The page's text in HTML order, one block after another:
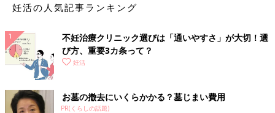
妊活の人気記事ランキング
不妊治療クリニック選びは「通いやすさ」が大切！選
び方、重要3カ条って？
妊活
お墓の撤去にいくらかかる？墓じまい費用
PR(くらしの話題)